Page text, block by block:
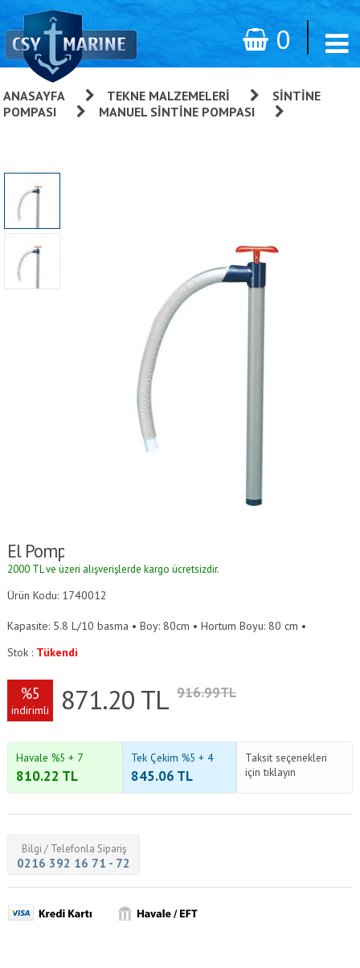
0
ANASAYFA TEKNE MALZEMELERI
SINTINE
POMPASI
MANUEL SINTINE POMPASI
El Pompası
2000 TL ve üzeri alışverişlerde kargo ücretsizdir.
Ürün Kodu: 1740012
Kapasite: 5.8 L/10 basma • Boy: 80cm • Hortum Boyu: 80 cm •
Stok : Tükendi
%5
indirimli 871.20 TL 916.99TL
Havale %5 + 7
810.22 TL
Tek Çekim %5 + 4
845.06 TL
Taksit seçenekleri
için tıklayın
Bilgi / Telefonla Sipariş
0216 392 16 71 - 72